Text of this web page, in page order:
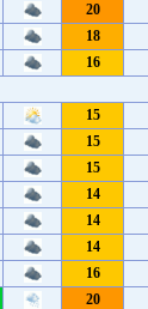
20
18
16
15
15
15
14
14
14
16
20